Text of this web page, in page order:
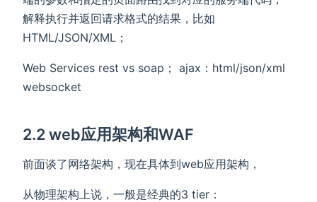
解释执行并返回请求格式的结果，比如
HTML/JSON/XML；
Web Services rest vs soap； ajax：html/json/xml
websocket
2.2 web应用架构和WAF
前面谈了网络架构，现在具体到web应用架构，
从物理架构上说，一般是经典的3 tier：